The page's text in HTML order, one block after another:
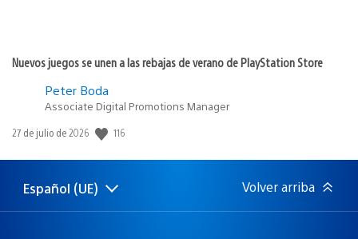
Nuevos juegos se unen a las rebajas de verano de PlayStation Store
Peter Boda
Associate Digital Promotions Manager
Fecha
publicación:
27 de julio de 2026 116
Selecciona
una
Región
actual:
Español (UE) Volver arriba